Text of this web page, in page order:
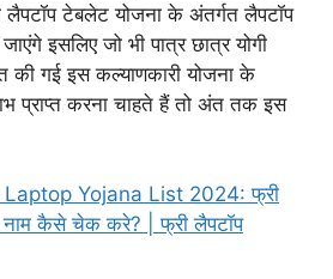
लैपटॉप टेबलेट योजना के अंतर्गत लैपटॉप
इसलिए जो भी पात्र छात्र योगी
की गई इस कल्याणकारी योजना के
प्राप्त करना चाहते हैं तो अंत तक इस
Laptop Yojana List 2024: फ्री
नाम कैसे चेक करे? | फ्री लैपटॉप